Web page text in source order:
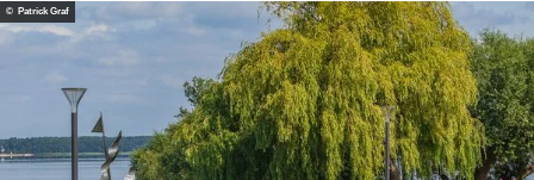
© Patrick Graf